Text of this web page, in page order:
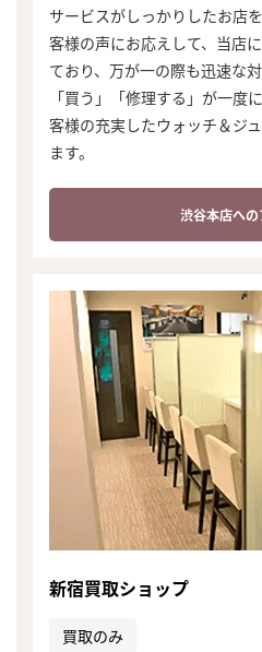
サービスがしっかりしたお店
客様の声にお応えして、当店
ており、万が一の際も迅速な
「買う」「修理する」が一度
客様の充実したウォッチ＆ジ
ます。
渋谷本店への
新宿買取ショップ
買取のみ